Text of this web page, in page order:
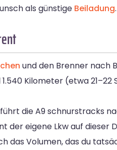
als günstige Beiladung.
und den Brenner nach
Kilometer (etwa
die A9 schnurstracks
der eigene Lkw auf
das Volumen, das du